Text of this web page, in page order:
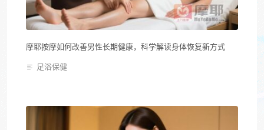
摩耶按摩如何改善男性长期健康，科学解读身体恢复新方式
足浴保健